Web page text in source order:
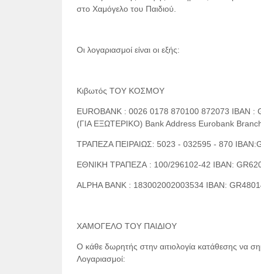
στο Χαμόγελο του Παιδιού.
Οι λογαριασμοί είναι οι εξής:
Κιβωτός ΤΟΥ ΚΟΣΜΟΥ
EUROBANK : 0026 0178 870100 872073 IBAN :
(ΓΙΑ ΕΞΩΤΕΡΙΚΟ) Bank Address Eurobank
ΤΡΑΠΕΖΑ ΠΕΙΡΑΙΩΣ: 5023 - 032595 - 870
ΕΘΝΙΚΗ ΤΡΑΠΕΖΑ: 100/296102-42 IBAN:
ALPHA BANK : 183002002003534 IBAN:
XAMOΓΕΛΟ ΤΟΥ ΠΑΙΔΙΟΥ
Ο κάθε δωρητής στην αιτιολογία κατάθεσης να
Λογαριασμοί: